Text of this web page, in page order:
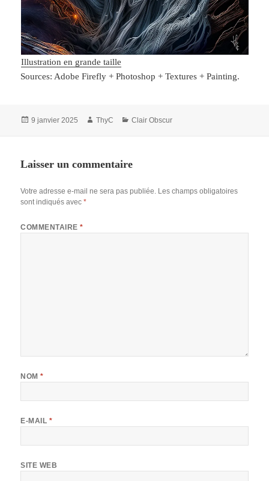
Illustration en grande taille
Sources: Adobe Firefly + Photoshop + Textures + Painting.
Publié
9 janvier 2025 Auteur
ThyC Catégories
Clair Obscur
Laisser un commentaire
Votre adresse e-mail ne sera pas publiée. Les champs obligatoires
sont indiqués avec*
COMMENTAIRE*
NOM*
E-MAIL *
SITE WEB